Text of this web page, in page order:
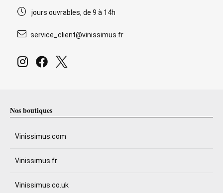
jours ouvrables, de 9 à 14h
service_client@vinissimus.fr
Nos boutiques
Vinissimus.com
Vinissimus.fr
Vinissimus.co.uk